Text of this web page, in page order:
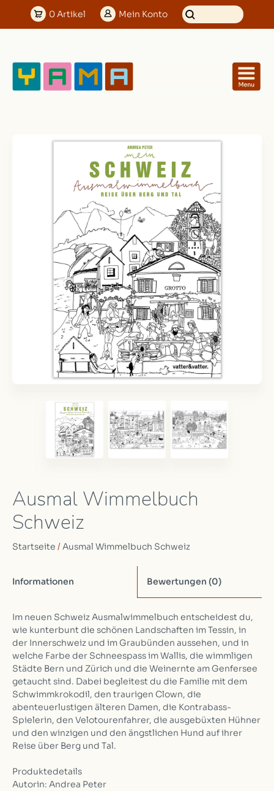
0Artikel Mein Konto
Ausmal Wimmelbuch
Schweiz
Startseite / Ausmal Wimmelbuch Schweiz
Informationen Bewertungen (0)
Im neuen Schweiz Ausmalwimmelbuch entscheidest du,
wie kunterbunt die schönen Landschaften im Tessin, in
der Innerschweiz und im Graubünden aussehen, und in
welche Farbe der Schneespass im Wallis, die wimmligen
Städte Bern und Zürich und die Weinernte am Genfersee
getaucht sind. Dabei begleitest du die Familie mit dem
Schwimmkrokodil, den traurigen Clown, die
abenteuerlustigen älteren Damen, die Kontrabass-
Spielerin, den Velotourenfahrer, die ausgebüxten Hühner
und den winzigen und den ängstlichen Hund auf ihrer
Reise über Berg und Tal.
Produktedetails
Autorin: Andrea Peter